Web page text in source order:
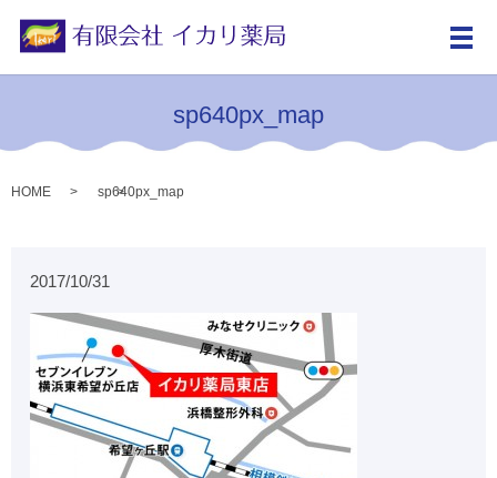
メ
sp640px_map
HOME sp640px_map
2017/10/31